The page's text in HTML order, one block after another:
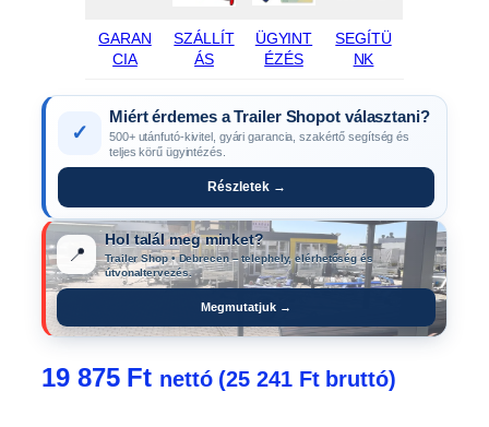
GARAN
CIA
SZÁLLÍT
ÁS
ÜGYINT
ÉZÉS
SEGÍTÜ
NK
✓
Miért érdemes a Trailer Shopot választani?
500+ utánfutó-kivitel, gyári garancia, szakértő segítség és
teljes körű ügyintézés.
Részletek →
📍
Hol talál meg minket?
Trailer Shop • Debrecen – telephely, elérhetőség és
útvonaltervezés.
Megmutatjuk →
19 875 Ft nettó (25 241 Ftbruttó)